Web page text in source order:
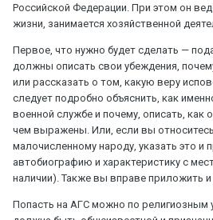
Российской Федерации. При этом он
жизни, занимается хозяйственной
Первое, что нужно будет сделать —
должны описать свои убеждения,
или рассказать о том, какую веру
следует подробно объяснить, как
военной службе и почему, описать, как
чем выражены. Или, если вы
малочисленному народу, указать это и
автобиографию и характеристику с
наличии). Также вы вправе приложить и
Попасть на АГС можно по религиозным